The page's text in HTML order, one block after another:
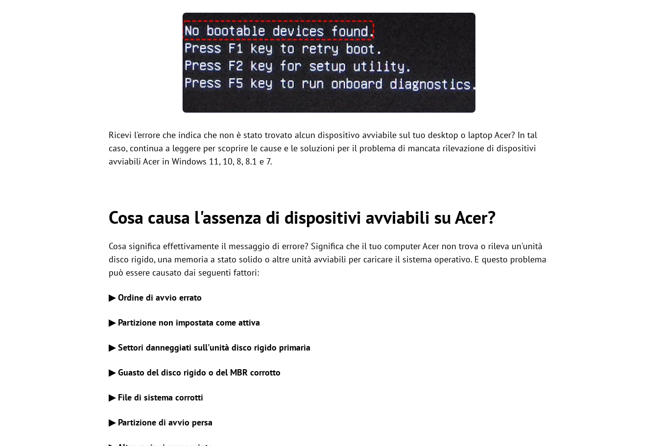
Ricevi l'errore che indica che non è stato trovato alcun dispositivo avviabile sul tuo desktop o laptop Acer? In tal
caso, continua a leggere per scoprire le cause e le soluzioni per il problema di mancata rilevazione di dispositivi
avviabili Acer in Windows 11, 10, 8, 8.1 e 7.
Cosa causa l'assenza di dispositivi avviabili su Acer?
Cosa significa effettivamente il messaggio di errore? Significa che il tuo computer Acer non trova o rileva un'unità
disco rigido, una memoria a stato solido o altre unità avviabili per caricare il sistema operativo. E questo problema
può essere causato dai seguenti fattori:
▶ Ordine di avvio errato
▶ Partizione non impostata come attiva
▶ Settori danneggiati sull'unità disco rigido primaria
▶ Guasto del disco rigido o del MBR corrotto
▶ File di sistema corrotti
▶ Partizione di avvio persa